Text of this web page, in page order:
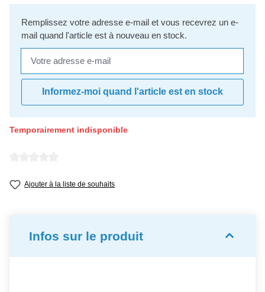
Remplissez votre adresse e-mail et vous recevrez un e-
mail quand l'article est à nouveau en stock.
Informez-moi quand l'article est en stock
Temporairement indisponible
Ajouter à la liste de souhaits
Infos sur le produit